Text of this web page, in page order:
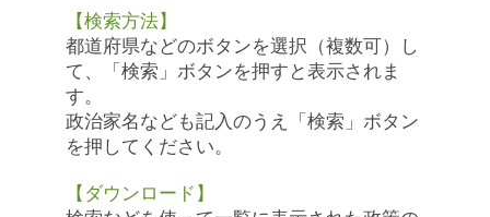
【検索方法】
都道府県などのボタンを選択（複数可）し
て、「検索」ボタンを押すと表示されま
す。
政治家名なども記入のうえ「検索」ボタン
を押してください。
【ダウンロード】